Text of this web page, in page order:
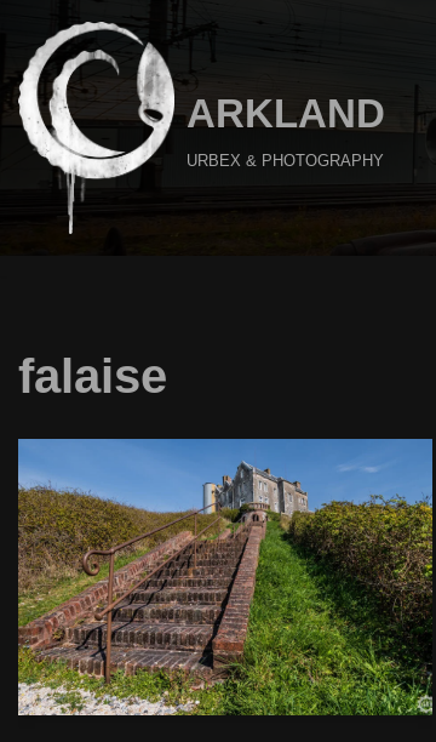
Aller
au
contenu
ARKLAND
URBEX & PHOTOGRAPHY
falaise